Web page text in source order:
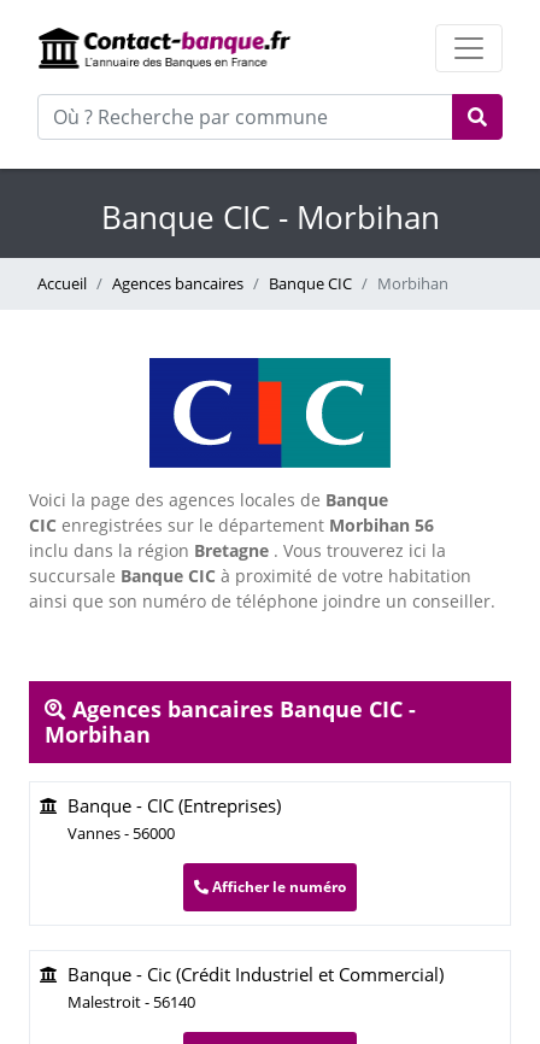
Banque CIC - Morbihan
Accueil Agences bancaires Banque CIC Morbihan
Voici la page des agences locales de Banque
CIC enregistrées sur le département Morbihan 56
inclu dans la région Bretagne . Vous trouverez ici la
succursale Banque CIC à proximité de votre habitation
ainsi que son numéro de téléphone joindre un conseiller.
Agences bancaires Banque CIC -
Morbihan
Banque - CIC (Entreprises)
Vannes - 56000
Afficher le numéro
Banque - Cic (Crédit Industriel et Commercial)
Malestroit - 56140